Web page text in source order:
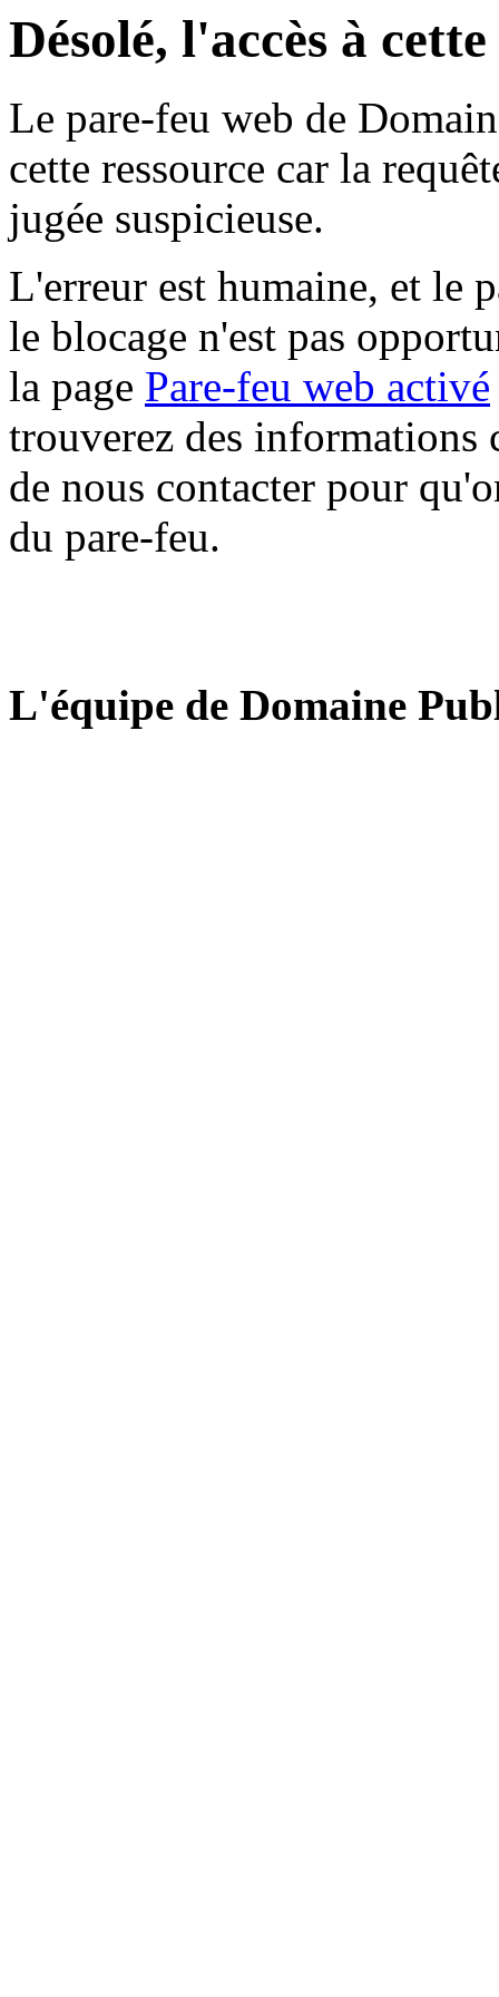
Désolé, l'accès à
Le pare-feu web de
cette ressource car la
jugée suspicieuse.
L'erreur est humaine, et le
le blocage n'est pas
la page Pare-feu web activé
trouverez des informations
de nous contacter pour
du pare-feu.
L'équipe de Domaine